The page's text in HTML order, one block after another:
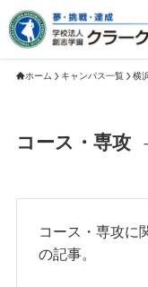
ホーム キャンパス一覧 横
コース・専攻
コース・専攻に
の記事。